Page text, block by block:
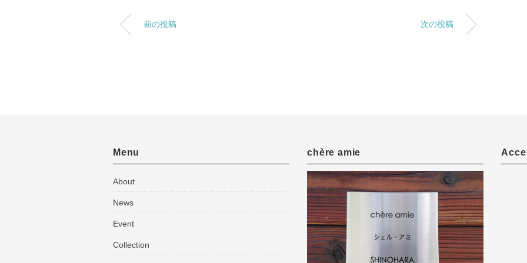
前の投稿 次の投稿
Menu
About
News
Event
Collection
chère amie